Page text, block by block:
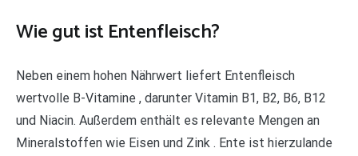
Wie gut ist Entenfleisch?
Neben einem hohen Nährwert liefert Entenfleisch
wertvolle B-Vitamine , darunter Vitamin B1, B2, B6, B12
und Niacin. Außerdem enthält es relevante Mengen an
Mineralstoffen wie Eisen und Zink . Ente ist hierzulande